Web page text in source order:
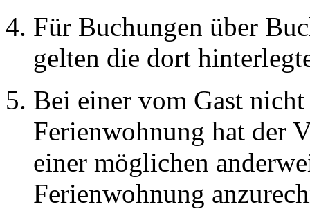
Für Buchungen über
gelten die dort
Bei einer vom Gast
Ferienwohnung hat der
einer möglichen
Ferienwohnung